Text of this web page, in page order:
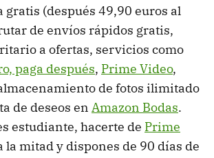
gratis (después 49,90 euros al
de envíos rápidos gratis,
a ofertas, servicios como
paga después, Prime Video,
de fotos ilimitado
de deseos en Amazon Bodas.
estudiante, hacerte de Prime
la mitad y dispones de 90 días de